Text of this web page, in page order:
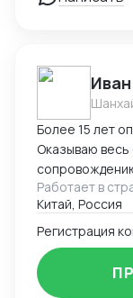
Более 15 лет
Оказываю весь спектр услуг по юридическому
компании с
разрешения
счетов в
на въезд до
службами в
подготовки и
Работает в
Китай, Россия